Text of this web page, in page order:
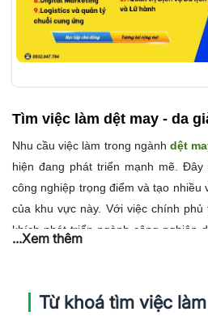
Tìm việc làm dệt may - da
Nhu cầu việc làm trong ngành dệt
hiện đang phát triển mạnh mẽ.
công nghiệp trọng điểm và tạo nhiều
của khu vực này. Với việc chính
khích phát triển ngành công nghiệp
đáng kể. Tuy nhiên, người lao động
chuyên môn và hiểu biết về quy
...Xem thêm
Từ khoá tìm việc